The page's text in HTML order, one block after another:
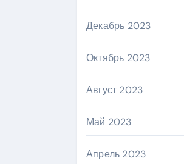
Декабрь 2023
Октябрь 2023
Август 2023
Май 2023
Апрель 2023